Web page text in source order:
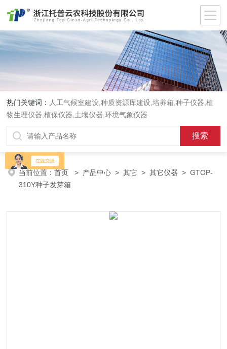
热门关键词： 人工气候室建设,种质资源库建设,培养箱,种子仪器,植
物生理仪器,植保仪器,土壤仪器,环境气象仪器
当前位置：首页 > 产品中心 >其它 >其它仪器 > GTOP-
310Y种子发芽箱